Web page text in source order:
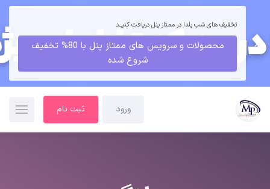
تخفیف های شب یلدا در ممتاز پنل دریافت کنیــد
محصولات و سرویس های ممتاز پنل با 80% تخفیف
شروع شده
ورود ثبت نام